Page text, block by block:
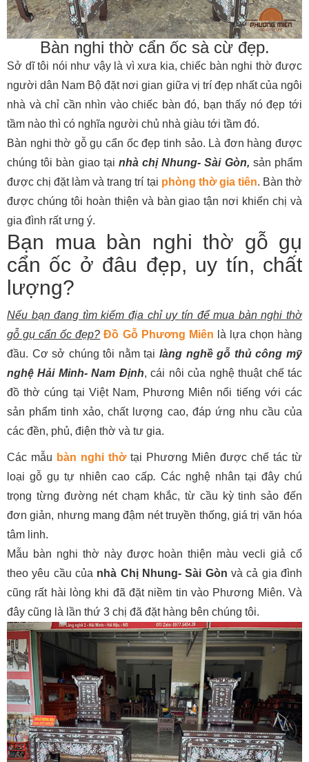
Bàn nghi thờ cẩn ốc sà cừ đẹp.
Sở dĩ tôi nói như vậy là vì xưa kia, chiếc bàn nghi thờ được
người dân Nam Bộ đặt nơi gian giữa vị trí đẹp nhất của ngôi
nhà và chỉ cần nhìn vào chiếc bàn đó, bạn thấy nó đẹp tới
tầm nào thì có nghĩa người chủ nhà giàu tới tầm đó.
Bàn nghi thờ gỗ gụ cẩn ốc đẹp tinh sảo. Là đơn hàng được
chúng tôi bàn giao tại nhà chị Nhung- Sài Gòn, sản phẩm
được chị đặt làm và trang trí tại phòng thờ gia tiên. Bàn thờ
được chúng tôi hoàn thiện và bàn giao tận nơi khiến chị và
gia đình rất ưng ý.
Bạn mua bàn nghi thờ gỗ gụ
cẩn ốc ở đâu đẹp, uy tín, chất
lượng?
Nếu bạn đang tìm kiếm địa chỉ uy tín để mua bàn nghi thờ
gỗ gụ cẩn ốc đẹp? Đồ Gỗ Phương Miên là lựa chọn hàng
đầu. Cơ sở chúng tôi nằm tại làng nghề gỗ thủ công mỹ
nghệ Hải Minh- Nam Định, cái nôi của nghệ thuật chế tác
đồ thờ cúng tại Việt Nam, Phương Miên nổi tiếng với các
sản phẩm tinh xảo, chất lượng cao, đáp ứng nhu cầu của
các đền, phủ, điện thờ và tư gia.
Các mẫu bàn nghi thờtại Phương Miên được chế tác từ
loại gỗ gụ tự nhiên cao cấp. Các nghệ nhân tại đây chú
trọng từng đường nét chạm khắc, từ cầu kỳ tinh sảo đến
đơn giản, nhưng mang đậm nét truyền thống, giá trị văn hóa
tâm linh.
Mẫu bàn nghi thờ này được hoàn thiện màu vecli giả cổ
theo yêu cầu của nhà Chị Nhung- Sài Gòn và cả gia đình
cũng rất hài lòng khi đã đặt niềm tin vào Phương Miên. Và
đây cũng là lần thứ 3 chị đã đặt hàng bên chúng tôi.